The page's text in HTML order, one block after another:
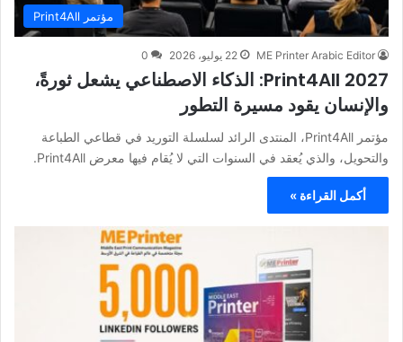
مؤتمر Print4All
ME Printer Arabic Editor 22 يوليو، 2026 0
Print4All 2027: الذكاء الاصطناعي يشعل ثورةً،
والإنسان يقود مسيرة التطور
مؤتمر Print4All، المنتدى الرائد لسلسلة التوريد في قطاعي الطباعة
والتحويل، والذي يُعقد في السنوات التي لا يُقام فيها معرض Print4All.
أكمل القراءة »